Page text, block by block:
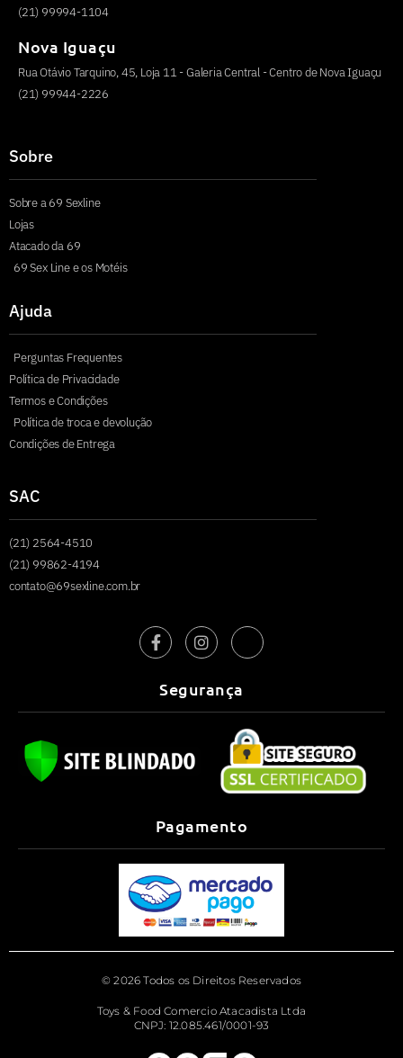
(21) 99994-1104
Nova Iguaçu
Rua Otávio Tarquino, 45, Loja 11 - Galeria Central - Centro de Nova Iguaçu
(21) 99944-2226
Sobre
Sobre a 69 Sexline
Lojas
Atacado da 69
69 Sex Line e os Motéis
Ajuda
Perguntas Frequentes
Política de Privacidade
Termos e Condições
Política de troca e devolução
Condições de Entrega
SAC
(21) 2564-4510
(21) 99862-4194
contato@69sexline.com.br
Segurança
Pagamento
© 2026 Todos os Direitos Reservados
Toys & Food Comercio Atacadista Ltda
CNPJ: 12.085.461/0001-93